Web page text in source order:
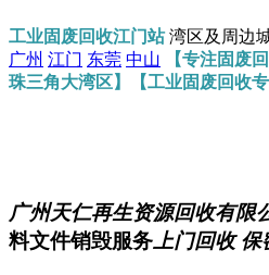
工业固废回收江门站湾区及周边
广州 江门 东莞 中山
【专注固废
珠三角大湾区】【工业固废回收
广州天仁再生资源回收有限
料文件销毁服务 上门回收